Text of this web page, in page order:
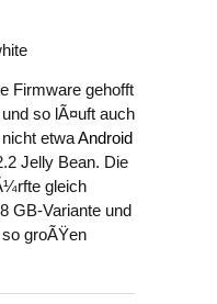
Firmware gehofft
so lÃ¤uft auch
etwaAndroid
Jelly Bean. Die
gleich
GB-Variante und
groÃŸen